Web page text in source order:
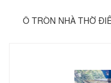
Ô TRÒN NHÀ THỜ